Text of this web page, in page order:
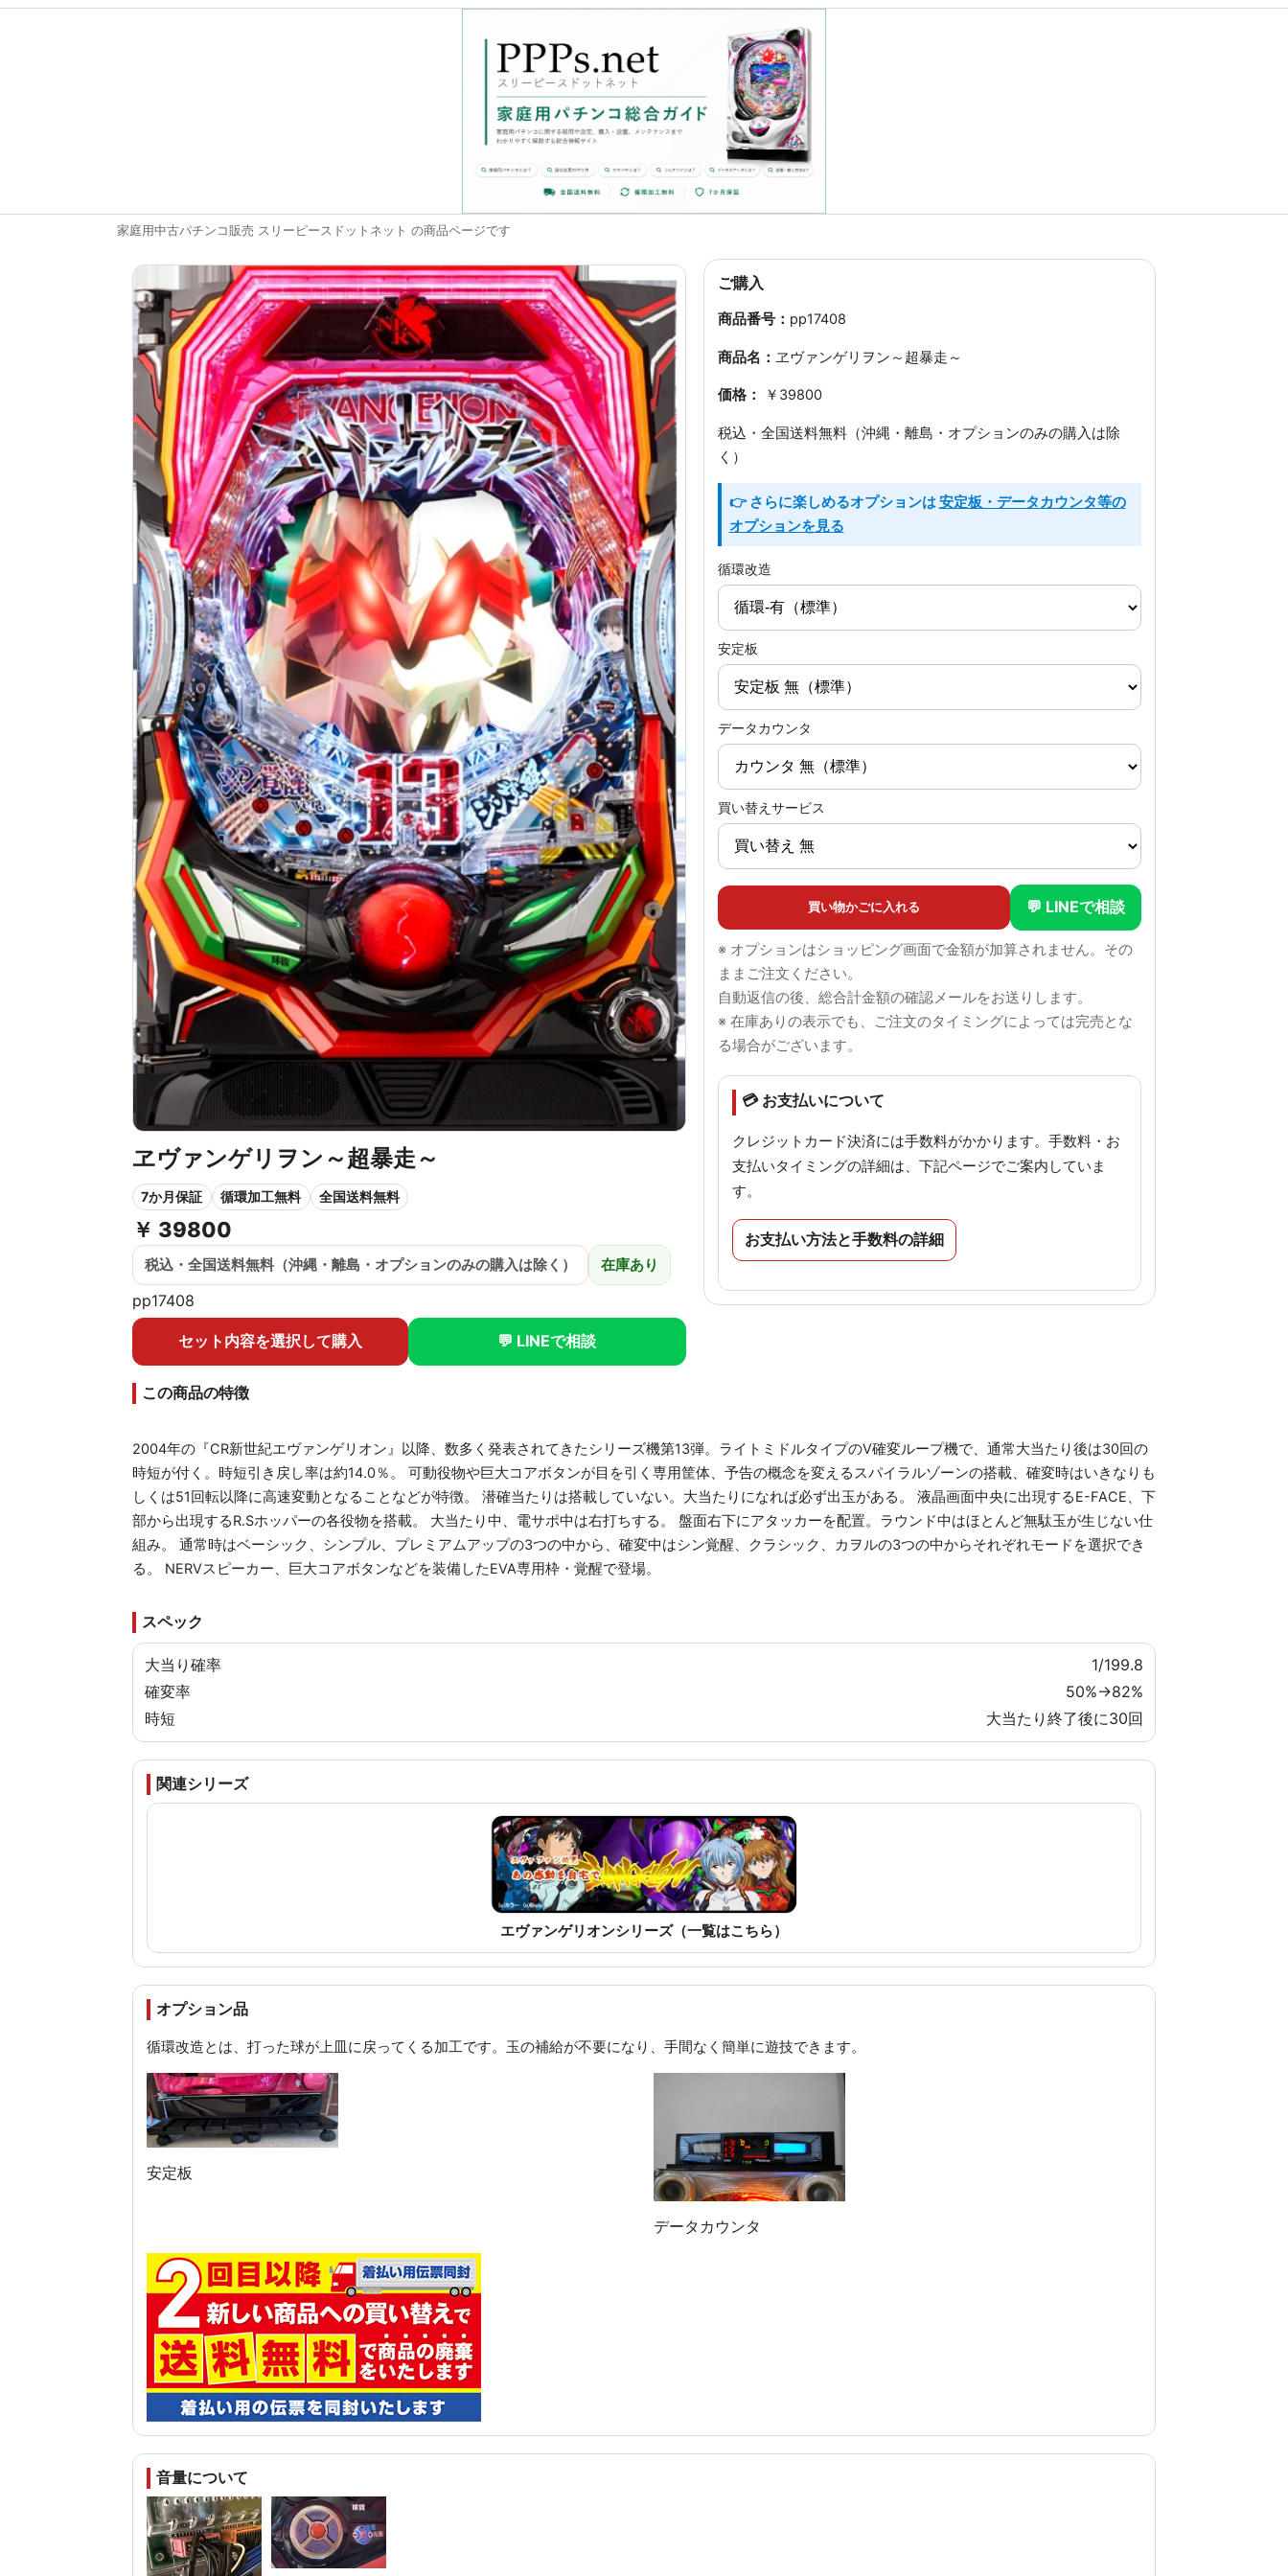
家庭用中古パチンコ販売 スリーピースドットネット の商品ページです
ヱヴァンゲリヲン～超暴走～
7か月保証 循環加工無料 全国送料無料
￥ 39800
税込・全国送料無料（沖縄・離島・オプションのみの購入は除く） 在庫あり
pp17408
セット内容を選択して購入 💬 LINEで相談
ご購入
商品番号： pp17408
商品名： ヱヴァンゲリヲン～超暴走～
価格： ￥39800
税込・全国送料無料（沖縄・離島・オプションのみの購入は除
く）
👉 さらに楽しめるオプションは安定板・データカウンタ等の
オプションを見る
循環改造
安定板
データカウンタ
買い替えサービス
買い物かごに入れる 💬 LINEで相談
※ オプションはショッピング画面で金額が加算されません。その
ままご注文ください。
自動返信の後、総合計金額の確認メールをお送りします。
※ 在庫ありの表示でも、ご注文のタイミングによっては完売とな
る場合がございます。
💳 お支払いについて
クレジットカード決済には手数料がかかります。手数料・お
支払いタイミングの詳細は、下記ページでご案内していま
す。
お支払い方法と手数料の詳細
この商品の特徴
2004年の『CR新世紀エヴァンゲリオン』以降、数多く発表されてきたシリーズ機第13弾。ライトミドルタイプのV確変ループ機で、通常大当たり後は30回の
時短が付く。時短引き戻し率は約14.0％。 可動役物や巨大コアボタンが目を引く専用筐体、予告の概念を変えるスパイラルゾーンの搭載、確変時はいきなりも
しくは51回転以降に高速変動となることなどが特徴。 潜確当たりは搭載していない。大当たりになれば必ず出玉がある。 液晶画面中央に出現するE-FACE、下
部から出現するR.Sホッパーの各役物を搭載。 大当たり中、電サポ中は右打ちする。 盤面右下にアタッカーを配置。ラウンド中はほとんど無駄玉が生じない仕
組み。 通常時はベーシック、シンプル、プレミアムアップの3つの中から、確変中はシン覚醒、クラシック、カヲルの3つの中からそれぞれモードを選択でき
る。 NERVスピーカー、巨大コアボタンなどを装備したEVA専用枠・覚醒で登場。
スペック
大当り確率
1/199.8
確変率
50%→82%
時短
大当たり終了後に30回
関連シリーズ
エヴァンゲリオンシリーズ（一覧はこちら）
オプション品
循環改造とは、打った球が上皿に戻ってくる加工です。玉の補給が不要になり、手間なく簡単に遊技できます。
安定板
データカウンタ
音量について